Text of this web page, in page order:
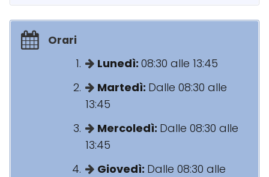
Orari
Lunedì: 08:30 alle 13:45
Martedì: Dalle 08:30 alle
13:45
Mercoledì: Dalle 08:30 alle
13:45
Giovedì: Dalle 08:30 alle